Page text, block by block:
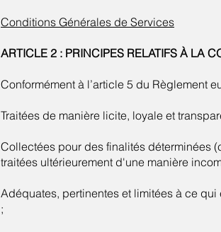
Conditions Générales de Services
ARTICLE 2 : PRINCIPES RELATIFS À LA
Conformément à l’article 5 du Règlement
Traitées de manière licite, loyale et
Collectées pour des finalités déterminées
traitées ultérieurement d'une manière
Adéquates, pertinentes et limitées à ce
;